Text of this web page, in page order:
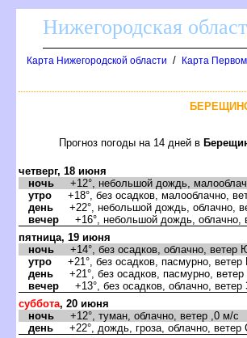
Нижегородская
Карта Нижегородской области / Карта
Прогноз погоды на 14 дней
четверг, 18 июня
ночь +12°, небольшой дождь,
утро +18°, без осадков, малооблачно,
день +22°, небольшой дождь, облачно,
ечер +16°, небольшой дождь, облачно,
пятница, 19 июня
ночь +14°, без осадков, облачно, ветер
утро +21°, без осадков, пасмурно,
день +21°, без осадков, пасмурно,
ечер +13°, без осадков, облачно, ветер
суббота, 20 июня
ночь +12°, туман, облачно, ветер ,0 м/с
день +22°, дождь, гроза, облачно, ветер